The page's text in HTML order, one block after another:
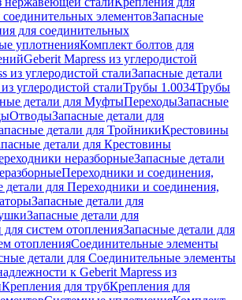
элементовЗапасные
для соединительных
уплотненияКомплект болтов для
Geberit Mapress из углеродистой
из углеродистой сталиЗапасные детали
углеродистой сталиТрубы 1.0034Трубы
детали для МуфтыПереходыЗапасные
ОтводыЗапасные детали для
детали для ТройникиКрестовины
детали для Крестовины
неразборныеЗапасные детали
Переходники и соединения,
детали для Переходники и соединения,
Запасные детали для
Запасные детали для
систем отопленияЗапасные детали для
отопленияСоединительные элементы
детали для Соединительные элементы
к Geberit Mapress из
Крепления для трубКрепления для